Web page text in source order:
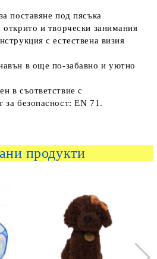
поставяне под пясъка
и творчески занимания
с естествена визия
в още по-забавно и уютно
в съответствие с
за безопасност: EN 71.
продукти